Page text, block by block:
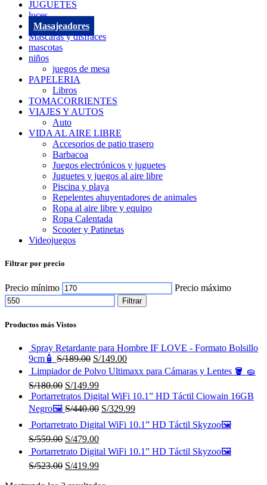
JUGUETES
luces
Masajeadores
Mascaras y disfraces
mascotas
niños
juegos de mesa
PAPELERIA
Libros
TOMACORRIENTES
VIAJES Y AUTOS
Auto
VIDA AL AIRE LIBRE
Accesorios de patio trasero
Barbacoa
Juegos electrónicos y juguetes
Juguetes y juegos al aire libre
Piscina y playa
Repelentes ahuyentadores de animales
Ropa al aire libre y equipo
Ropa Calentada
Scooter y Patinetas
Videojuegos
Filtrar por precio
Precio mínimo Precio máximo
Filtrar
Productos más Vistos
Spray Retardante para Hombre IF LOVE - Formato Bolsillo
9cm🧴 S/189.00 S/149.00
Limpiador de Polvo Ultimaxx para Cámaras y Lentes 🪣 🧽
S/180.00 S/149.99
Portarretratos Digital WiFi 10.1” HD Táctil Ciowain 16GB
Negro🖼️ S/440.00 S/329.99
Portarretrato Digital WiFi 10.1” HD Táctil Skyzoo🖼️
S/559.00 S/479.00
Portarretrato Digital WiFi 10.1” HD Táctil Skyzoo🖼️
S/523.00 S/419.99